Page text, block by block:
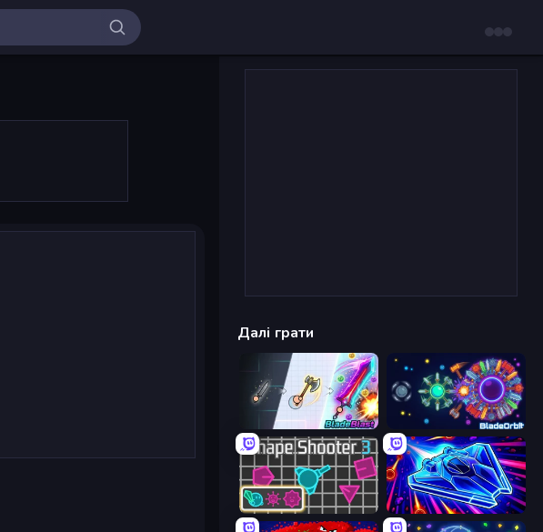
Далі грати
BladeBlast.io BladeOrbit.io
Shape Shooter 3 Stellar Swarm